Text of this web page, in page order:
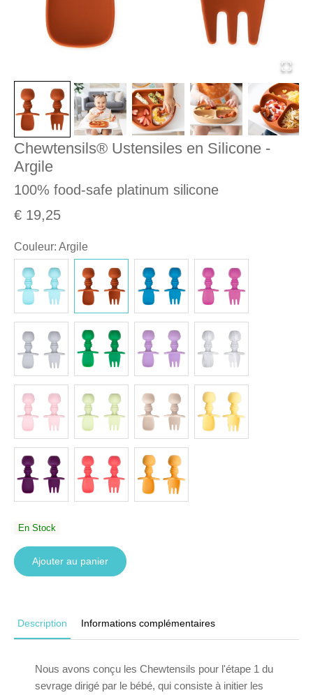
Chewtensils® Ustensiles en Silicone -
Argile
100% food-safe platinum silicone
€ 19,25
Couleur: Argile
En Stock
Ajouter au panier
Description Informations complémentaires
Nous avons conçu les Chewtensils pour l'étape 1 du
sevrage dirigé par le bébé, qui consiste à initier les